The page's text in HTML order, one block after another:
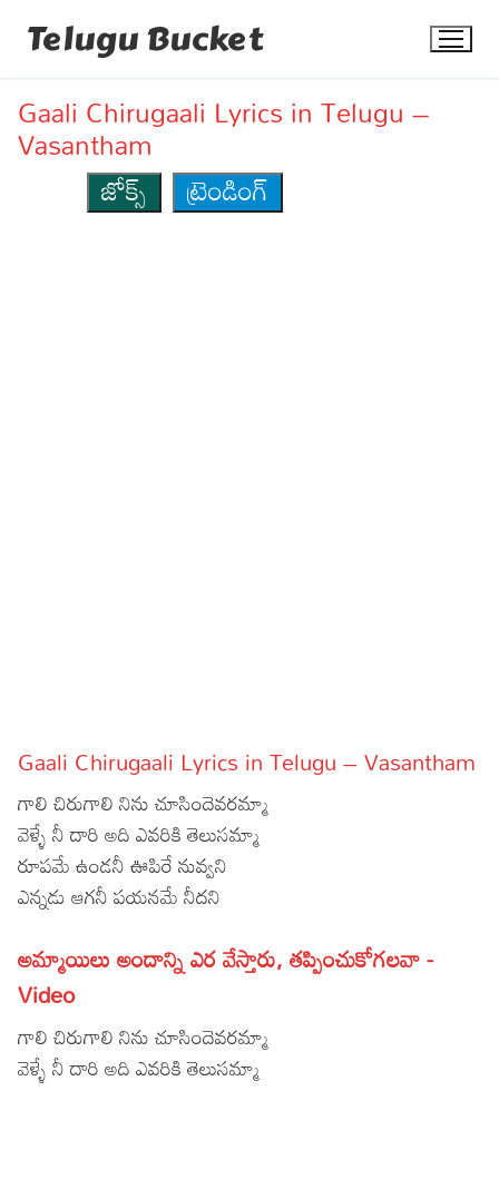
Telugu Bucket
Articles
Facts
Devotional
Hinduism
Lyrics in Hindi – Devotional Songs
Lyrics in Hindi – Movie Songs
Tamil
Lyrics in Tamil – Devotional Songs
Lyrics in Tamil – Movie Songs
Kannada
Lyrics in Kannada – Movie Songs
Gaali Chirugaali Lyrics in Telugu –
Vasantham
జోక్స్
ట్రెండింగ్
Gaali Chirugaali Lyrics in Telugu – Vasantham
గాలి చిరుగాలి నిను చూసిందెవరమ్మా
వెళ్ళే నీ దారి అది ఎవరికి తెలుసమ్మా
రూపమే ఉండనీ ఊపిరే నువ్వని
ఎన్నడు ఆగనీ పయనమే నీదని
అమ్మాయిలు అందాన్ని ఎర వేస్తారు, తప్పించుకోగలవా -
Video
గాలి చిరుగాలి నిను చూసిందెవరమ్మా
వెళ్ళే నీ దారి అది ఎవరికి తెలుసమ్మా